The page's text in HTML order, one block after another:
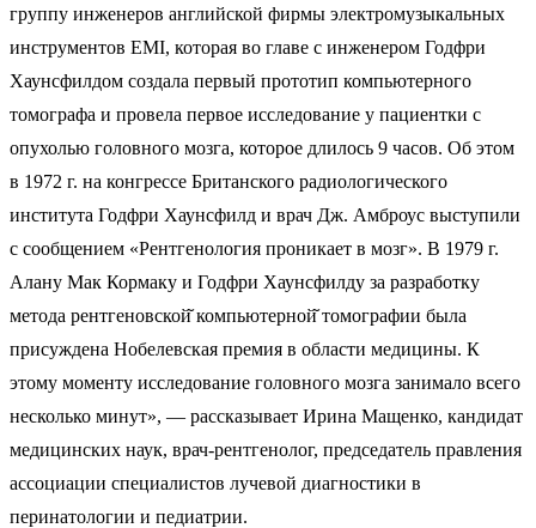
группу инженеров английской фирмы электромузыкальных
инструментов EMI, которая во главе с инженером Годфри
Хаунсфилдом создала первый прототип компьютерного
томографа и провела первое исследование у пациентки с
опухолью головного мозга, которое длилось 9 часов. Об этом
в 1972 г. на конгрессе Британского радиологического
института Годфри Хаунсфилд и врач Дж. Амброус выступили
с сообщением «Рентгенология проникает в мозг». В 1979 г.
Алану Мак Кормаку и Годфри Хаунсфилду за разработку
метода рентгеновской̆ компьютерной̆ томографии была
присуждена Нобелевская премия в области медицины. К
этому моменту исследование головного мозга занимало всего
несколько минут», — рассказывает Ирина Мащенко, кандидат
медицинских наук, врач-рентгенолог, председатель правления
ассоциации специалистов лучевой диагностики в
перинатологии и педиатрии.